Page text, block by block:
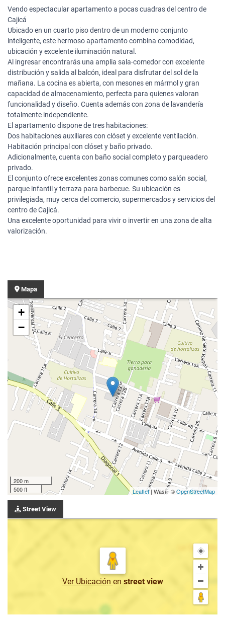
Vendo espectacular apartamento a pocas cuadras del centro de
Cajicá
Ubicado en un cuarto piso dentro de un moderno conjunto
inteligente, este hermoso apartamento combina comodidad,
ubicación y excelente iluminación natural.
Al ingresar encontrarás una amplia sala-comedor con excelente
distribución y salida al balcón, ideal para disfrutar del sol de la
mañana. La cocina es abierta, con mesones en mármol y gran
capacidad de almacenamiento, perfecta para quienes valoran
funcionalidad y diseño. Cuenta además con zona de lavandería
totalmente independiente.
El apartamento dispone de tres habitaciones:
Dos habitaciones auxiliares con clóset y excelente ventilación.
Habitación principal con clóset y baño privado.
Adicionalmente, cuenta con baño social completo y parqueadero
privado.
El conjunto ofrece excelentes zonas comunes como salón social,
parque infantil y terraza para barbecue. Su ubicación es
privilegiada, muy cerca del comercio, supermercados y servicios del
centro de Cajicá.
Una excelente oportunidad para vivir o invertir en una zona de alta
valorización.
Mapa
+
−
200 m
500 ft
Leaflet| Wasi - ©OpenStreetMap
Street View
Ver Ubicación en street view